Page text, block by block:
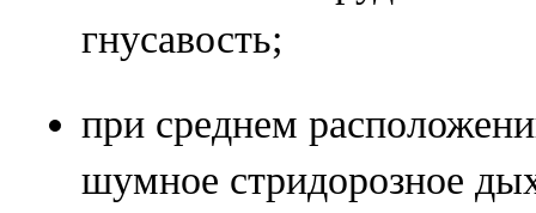
гнусавость;
при среднем
шумное стридорозное